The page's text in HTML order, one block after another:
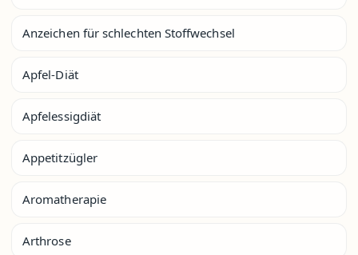
Anzeichen für schlechten Stoffwechsel
Apfel-Diät
Apfelessigdiät
Appetitzügler
Aromatherapie
Arthrose